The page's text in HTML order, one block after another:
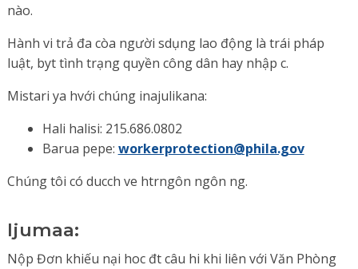
nào.
Hành vi trả đa còa người sdụng lao động là trái pháp
luật, byt tình trạng quyền công dân hay nhập c.
Mistari ya hvới chúng inajulikana:
Hali halisi: 215.686.0802
Barua pepe: workerprotection@phila.gov
Chúng tôi có ducch ve htrngôn ngôn ng.
Ijumaa:
Nộp Đơn khiếu nại hoc đt câu hi khi liên với Văn Phòng